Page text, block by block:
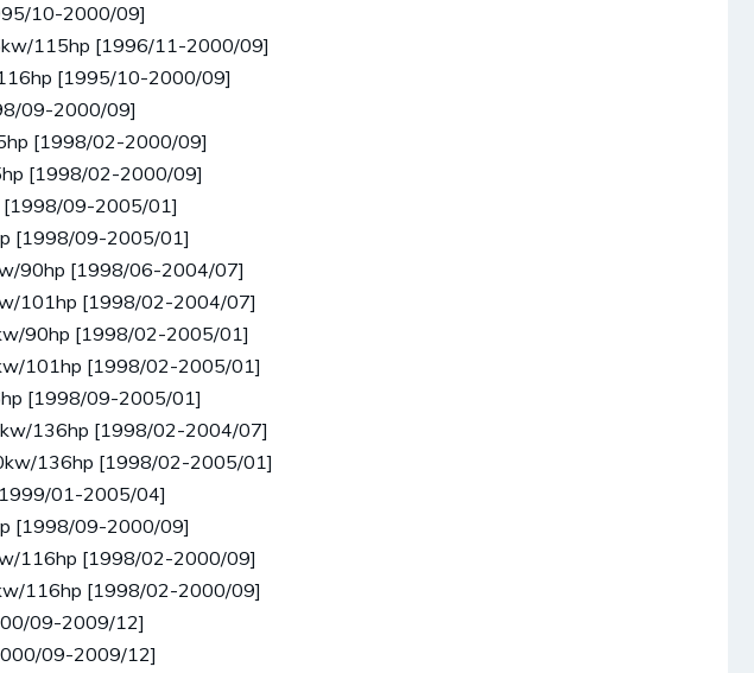
10-2000/09]
115hp [1996/11-2000/09]
[1995/10-2000/09]
09-2000/09]
[1998/02-2000/09]
[1998/02-2000/09]
[1998/09-2005/01]
[1998/09-2005/01]
90hp [1998/06-2004/07]
101hp [1998/02-2004/07]
90hp [1998/02-2005/01]
101hp [1998/02-2005/01]
[1998/09-2005/01]
136hp [1998/02-2004/07]
136hp [1998/02-2005/01]
01-2005/04]
[1998/09-2000/09]
116hp [1998/02-2000/09]
116hp [1998/02-2000/09]
09-2009/12]
09-2009/12]